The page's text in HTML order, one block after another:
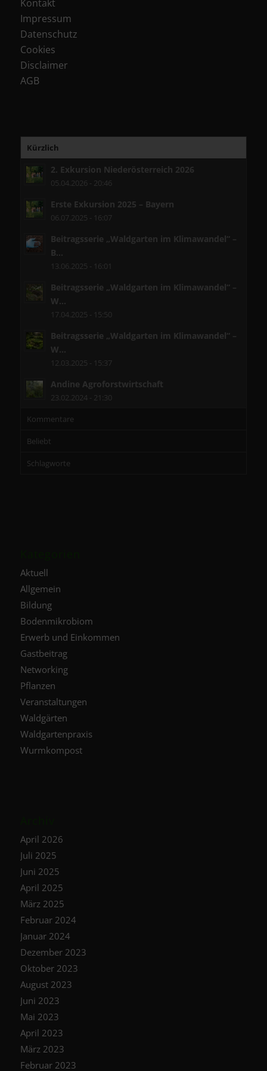
Kontakt
Impressum
Datenschutz
Cookies
Disclaimer
AGB
Kürzlich
2. Exkursion Niederösterreich 2026
05.04.2026 - 20:46
Erste Exkursion 2025 – Bayern
06.07.2025 - 16:07
Beitragsserie „Waldgarten im Klimawandel“ –
B...
13.06.2025 - 16:01
Beitragsserie „Waldgarten im Klimawandel“ –
W...
17.04.2025 - 15:50
Beitragsserie „Waldgarten im Klimawandel“ –
W...
12.03.2025 - 15:37
Andine Agroforstwirtschaft
23.02.2024 - 21:30
Kommentare
Beliebt
Schlagworte
Aktuell
Allgemein
Bildung
Bodenmikrobiom
Erwerb und Einkommen
Gastbeitrag
Networking
Pflanzen
Veranstaltungen
Waldgärten
Waldgartenpraxis
Wurmkompost
April 2026
Juli 2025
Juni 2025
April 2025
März 2025
Februar 2024
Januar 2024
Dezember 2023
Oktober 2023
August 2023
Juni 2023
Mai 2023
April 2023
März 2023
Februar 2023